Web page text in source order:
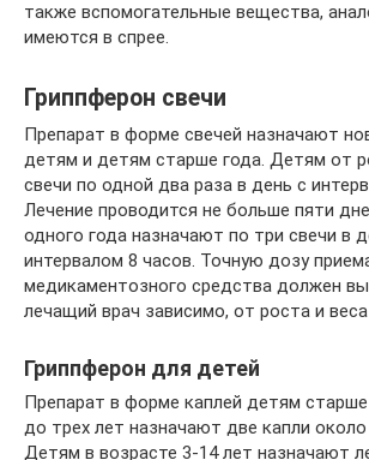
также вспомогательные вещества,
имеются в спрее.
Гриппферон свечи
Препарат в форме свечей назначают
детям и детям старше года. Детям от
свечи по одной два раза в день с
Лечение проводится не больше пяти
одного года назначают по три свечи в
интервалом 8 часов. Точную дозу
медикаментозного средства должен
лечащий врач зависимо, от роста и
Гриппферон для детей
Препарат в форме каплей детям
до трех лет назначают две капли около
Детям в возрасте 3-14 лет назначают